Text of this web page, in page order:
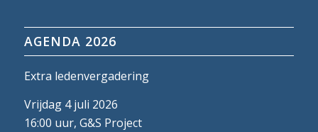
AGENDA 2026
Extra ledenvergadering
Vrijdag 4 juli 2026
16:00 uur, G&S Project